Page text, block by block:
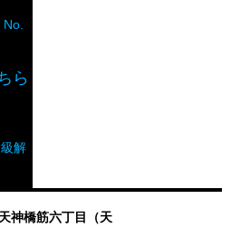
No.
ら
解
神橋筋六丁目（天